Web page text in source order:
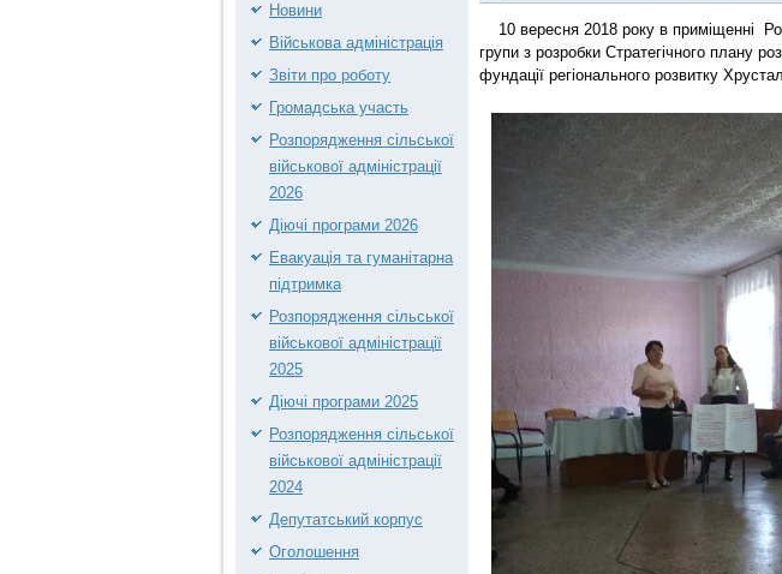
Новини
Військова адміністрація
Звіти про роботу
Громадська участь
Розпорядження сільської
військової адміністрації
2026
Діючі програми 2026
Евакуація та гуманітарна
підтримка
Розпорядження сільської
військової адміністрації
2025
Діючі програми 2025
Розпорядження сільської
військової адміністрації
2024
Депутатський корпус
Оголошення
10 вересня 2018 року в приміщенні
групи з розробки Стратегічного плану
фундації регіонального розвитку